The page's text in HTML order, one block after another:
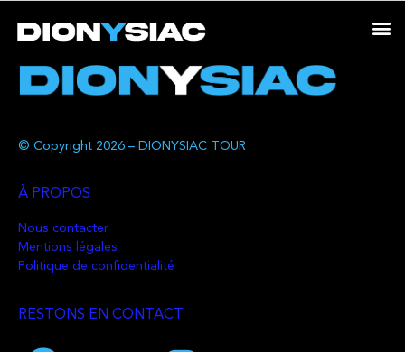
© Copyright 2026 – DIONYSIAC TOUR
À PROPOS
Nous contacter
Mentions légales
Politique de confidentialité
RESTONS EN CONTACT